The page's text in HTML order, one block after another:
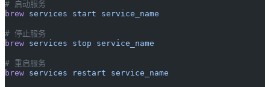
# 启动服务
brew services start service_name
# 停止服务
brew services stop service_name
# 重启服务
brew services restart service_name